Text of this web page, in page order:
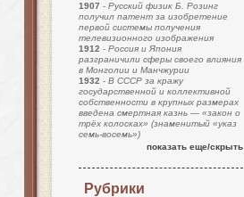
1907 - Русский физик Б. Розинг
получил патент за изобретение
первой системы получения
телевизионного изображения
1912 - Россия и Япония
разграничили сферы своего влияния
в Монголии и Манчжурии
1932 - В СССР за кражу
государственной и коллективной
собственности в крупных размерах
введена смертная казнь — «закон о
трёх колосках» (знаменитый «указ
семь-восемь»)
показать еще/скрыть
Рубрики